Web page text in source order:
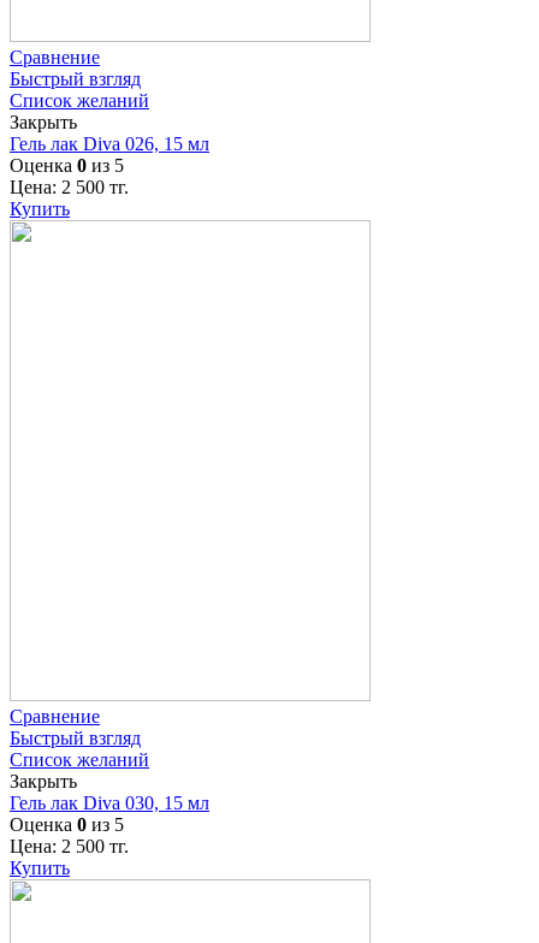
Сравнение
Быстрый взгляд
Список желаний
Закрыть
Гель лак Diva 026, 15 мл
Оценка 0 из 5
Цена: 2 500 тг.
Купить
Сравнение
Быстрый взгляд
Список желаний
Закрыть
Гель лак Diva 030, 15 мл
Оценка 0 из 5
Цена: 2 500 тг.
Купить